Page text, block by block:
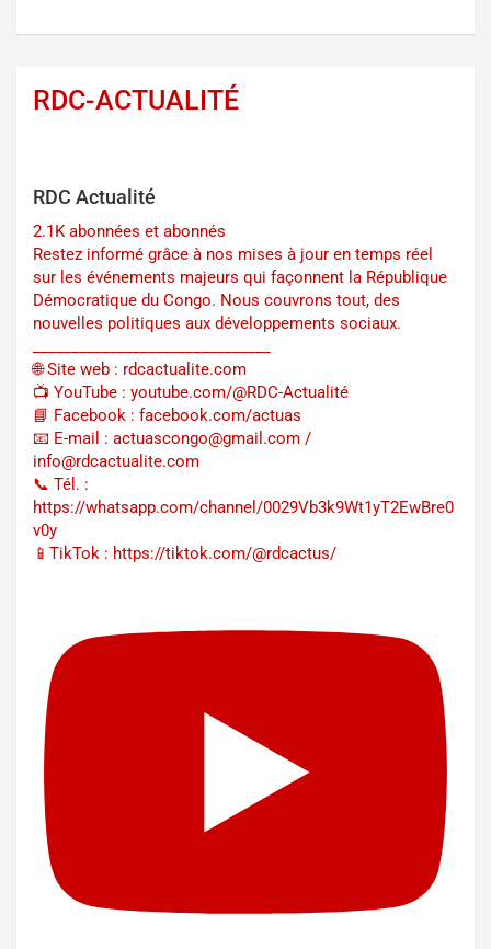
RDC-ACTUALITÉ
RDC Actualité
2.1K abonnées et abonnés
Restez informé grâce à nos mises à jour en temps réel
sur les événements majeurs qui façonnent la République
Démocratique du Congo. Nous couvrons tout, des
nouvelles politiques aux développements sociaux.
🌐 Site web : rdcactualite.com
📺 YouTube : youtube.com/@RDC-Actualité
📘 Facebook : facebook.com/actuas
📧 E-mail : actuascongo@gmail.com /
info@rdcactualite.com
📞 Tél. : ‪‪‪‪‪‪‪‪‪‪‪‪‪‪‪‪‪‪‪‪‪‪‪‪‪‪‪‪‪‪‪‪
https://whatsapp.com/channel/0029Vb3k9Wt1yT2EwBre0
v0y
📱TikTok : https://tiktok.com/@rdcactus/